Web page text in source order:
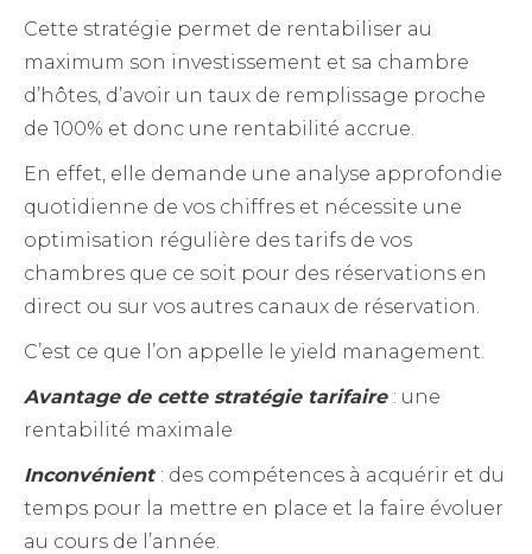
Cette stratégie permet de rentabiliser au
maximum son investissement et sa chambre
d’hôtes, d’avoir un taux de remplissage proche
de 100% et donc une rentabilité accrue.
En effet, elle demande une analyse approfondie
quotidienne de vos chiffres et nécessite une
optimisation régulière des tarifs de vos
chambres que ce soit pour des réservations en
direct ou sur vos autres canaux de réservation.
C’est ce que l’on appelle le yield management.
Avantage de cette stratégie tarifaire : une
rentabilité maximale
Inconvénient : des compétences à acquérir et du
temps pour la mettre en place et la faire évoluer
au cours de l’année.